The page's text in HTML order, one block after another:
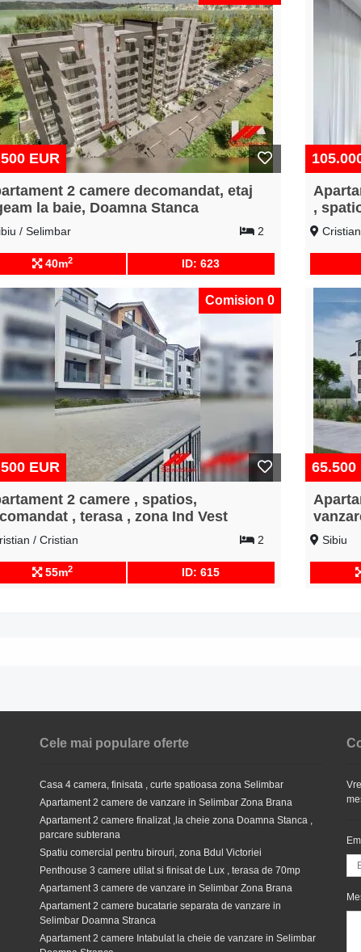
EUR
2 camere decomandat, etaj
la baie, Doamna Stanca
/ Selimbar 2
40m2 ID: 623
,
Comision 0
EUR
2 camere , spatios,
, terasa , zona Ind Vest
/ Cristian 2
55m2 ID: 615
65.500
Sibiu
Cele mai populare oferte
Casa 4 camera, finisata , curte spatioasa zona Selimbar
Apartament 2 camere de vanzare in Selimbar Zona Brana
Apartament 2 camere finalizat ,la cheie zona Doamna Stanca ,
parcare subterana
Spatiu comercial pentru birouri, zona Bdul Victoriei
Penthouse 3 camere utilat si finisat de Lux , terasa de 70mp
Apartament 3 camere de vanzare in Selimbar Zona Brana
Apartament 2 camere bucatarie separata de vanzare in
Selimbar Doamna Stranca
Apartament 2 camere Intabulat la cheie de vanzare in Selimbar